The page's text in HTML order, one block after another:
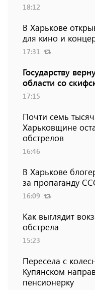
18:12
В Харькове
для кино и
17:31
Государству
области со
17:15
Почти семь
Харьковщине
обстрелов
16:46
В Харькове
за пропаганду
16:09
Как выглядит
обстрела
15:23
Пересела с
Купянском
пенсионерку